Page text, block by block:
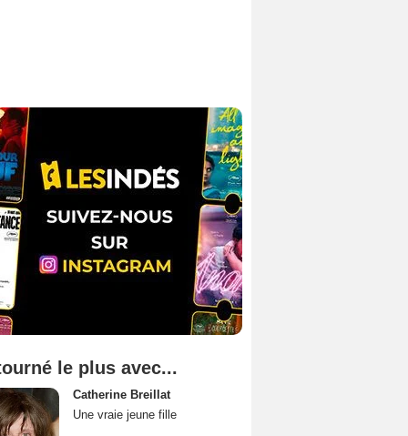
le plus avec...
Catherine Breillat
Une vraie jeune fille